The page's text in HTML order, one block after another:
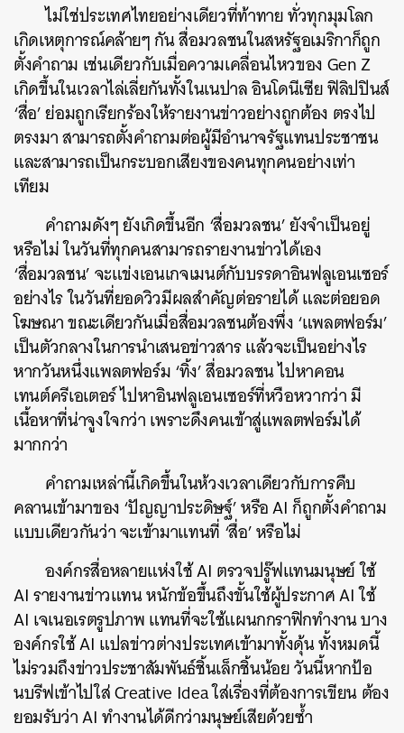
ไม่ใช่ประเทศไทยอย่างเดียวที่ท้าทาย ทั่วทุกมุมโลก
เกิดเหตุการณ์คล้ายๆ กัน สื่อมวลชนในสหรัฐอเมริกาก็ถูก
ตั้งคำถาม เช่นเดียวกับเมื่อความเคลื่อนไหวของ Gen Z
เกิดขึ้นในเวลาไล่เลี่ยกันทั้งในเนปาล อินโดนีเซีย ฟิลิปปินส์
‘สื่อ’ ย่อมถูกเรียกร้องให้รายงานข่าวอย่างถูกต้อง ตรงไป
ตรงมา สามารถตั้งคำถามต่อผู้มีอำนาจรัฐแทนประชาชน
และสามารถเป็นกระบอกเสียงของคนทุกคนอย่างเท่า
เทียม
คำถามดังๆ ยังเกิดขึ้นอีก ‘สื่อมวลชน’ ยังจำเป็นอยู่
หรือไม่ ในวันที่ทุกคนสามารถรายงานข่าวได้เอง
‘สื่อมวลชน’ จะแข่งเอนเกจเมนต์กับบรรดาอินฟลูเอนเซอร์
อย่างไร ในวันที่ยอดวิวมีผลสำคัญต่อรายได้ และต่อยอด
โฆษณา ขณะเดียวกันเมื่อสื่อมวลชนต้องพึ่ง ‘แพลตฟอร์ม’
เป็นตัวกลางในการนำเสนอข่าวสาร แล้วจะเป็นอย่างไร
หากวันหนึ่งแพลตฟอร์ม ‘ทิ้ง’ สื่อมวลชน ไปหาคอน
เทนต์ครีเอเตอร์ ไปหาอินฟลูเอนเซอร์ที่หวือหวากว่า มี
เนื้อหาที่น่าจูงใจกว่า เพราะดึงคนเข้าสู่แพลตฟอร์มได้
มากกว่า
คำถามเหล่านี้เกิดขึ้นในห้วงเวลาเดียวกับการคืบ
คลานเข้ามาของ ‘ปัญญาประดิษฐ์’ หรือ AI ก็ถูกตั้งคำถาม
แบบเดียวกันว่า จะเข้ามาแทนที่ ‘สื่อ’ หรือไม่
องค์กรสื่อหลายแห่งใช้ AI ตรวจปรู๊ฟแทนมนุษย์ ใช้
AI รายงานข่าวแทน หนักข้อขึ้นถึงขั้นใช้ผู้ประกาศ AI ใช้
AI เจเนอเรตรูปภาพ แทนที่จะใช้แผนกกราฟิกทำงาน บาง
องค์กรใช้ AI แปลข่าวต่างประเทศเข้ามาทั้งดุ้น ทั้งหมดนี้
ไม่รวมถึงข่าวประชาสัมพันธ์ชิ้นเล็กชิ้นน้อย วันนี้หากป้อ
นบรีฟเข้าไปใส่ Creative Idea ใส่เรื่องที่ต้องการเขียน ต้อง
ยอมรับว่า AI ทำงานได้ดีกว่ามนุษย์เสียด้วยซ้ำ